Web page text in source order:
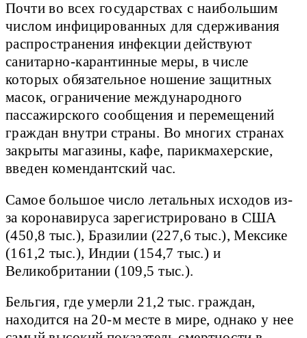
Почти во всех государствах с наибольшим
числом инфицированных для сдерживания
распространения инфекции действуют
санитарно-карантинные меры, в числе
которых обязательное ношение защитных
масок, ограничение международного
пассажирского сообщения и перемещений
граждан внутри страны. Во многих странах
закрыты магазины, кафе, парикмахерские,
введен комендантский час.
Самое большое число летальных исходов из-
за коронавируса зарегистрировано в США
(450,8 тыс.), Бразилии (227,6 тыс.), Мексике
(161,2 тыс.), Индии (154,7 тыс.) и
Великобритании (109,5 тыс.).
Бельгия, где умерли 21,2 тыс. граждан,
находится на 20-м месте в мире, однако у нее